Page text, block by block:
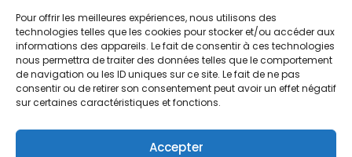
Pour offrir les meilleures expériences, nous utilisons des
technologies telles que les cookies pour stocker et/ou accéder aux
informations des appareils. Le fait de consentir à ces technologies
nous permettra de traiter des données telles que le comportement
de navigation ou les ID uniques sur ce site. Le fait de ne pas
consentir ou de retirer son consentement peut avoir un effet négatif
sur certaines caractéristiques et fonctions.
Accepter
CONTACTEZ-NOUS